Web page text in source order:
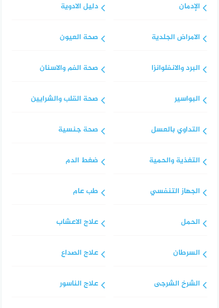
الإدمان
الامراض الجلدية
البرد والانفلوانزا
البواسير
التداوي بالعسل
التغذية والحمية
الجهاز التنفسي
الحمل
السرطان
الشرخ الشرجى
دليل الادوية
صحة العيون
صحة الفم والاسنان
صحة القلب والشرايين
صحة جنسية
ضغط الدم
طب عام
علاج الاعشاب
علاج الصداع
علاج الناسور